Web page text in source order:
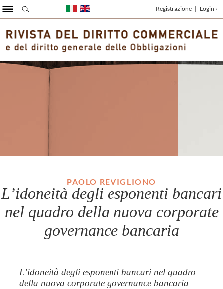
PAOLO REVIGLIONO
L’idoneità degli esponenti bancari
nel quadro della nuova corporate
governance bancaria
L’idoneità degli esponenti bancari nel quadro
della nuova corporate governance bancaria
Registrazione | Login ›